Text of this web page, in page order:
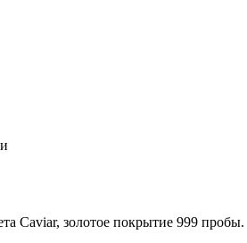
Caviar, золотое покрытие 999 пробы.